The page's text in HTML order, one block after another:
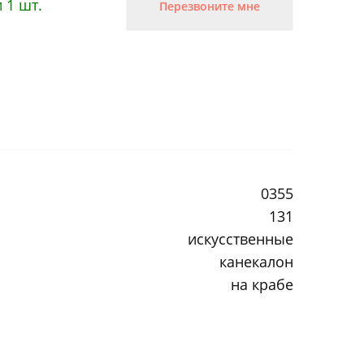
1 шт. Перезвоните мне
0355
131
искусственные
канекалон
на крабе